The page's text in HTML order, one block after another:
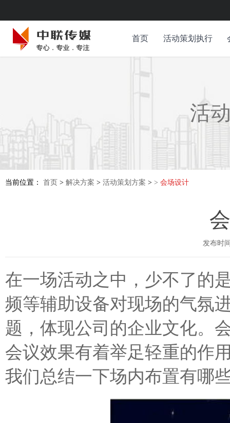
首页 活动策划执行
活
当前位置： 首页 > 解决方案 > 活动策划方案 > > 会场设计
发布时
在一场活动之中，少不了的
频等辅助设备对现场的气氛
题，体现公司的企业文化。
会议效果有着举足轻重的作
我们总结一下场内布置有哪